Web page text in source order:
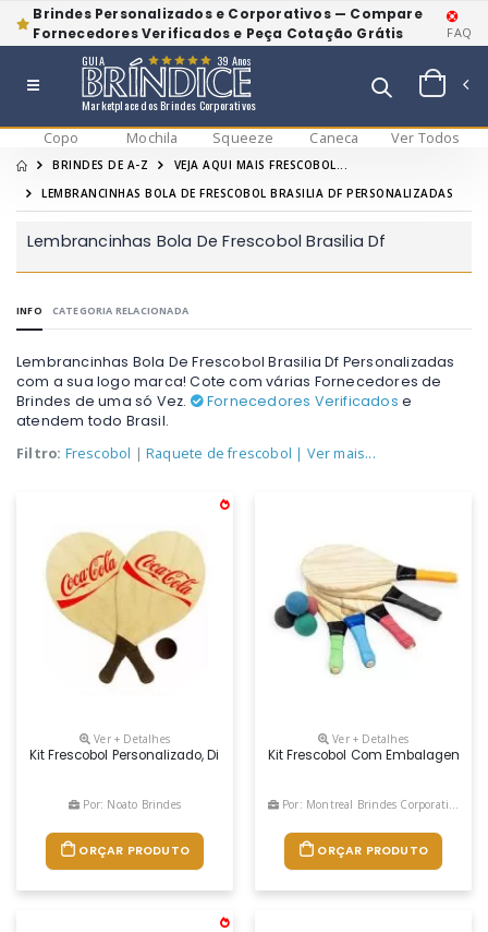
Brindes Personalizados e Corporativos — Compare
Fornecedores Verificados e Peça Cotação Grátis
FAQ
Marketplace dos Brindes Corporativos
GUIA 39 Anos
Copo Mochila Squeeze Caneca Ver Todos
BRINDES DE A-Z
VEJA AQUI MAIS FRESCOBOL...
LEMBRANCINHAS BOLA DE FRESCOBOL BRASILIA DF PERSONALIZADAS
Lembrancinhas Bola De Frescobol Brasilia Df
INFO CATEGORIA RELACIONADA
Lembrancinhas Bola De Frescobol Brasilia Df Personalizadas
com a sua logo marca! Cote com várias Fornecedores de
Brindes de uma só Vez.
Fornecedores Verificados e
atendem todo Brasil.
Filtro: Frescobol |Raquete de frescobol | Ver mais...
Ver + Detalhes
Kit Frescobol Personalizado, Dimensões 44 X 19 Cm., Cor Bege, Materia
Por: Noato Brindes
ORÇAR PRODUTO
Ver + Detalhes
Kit Frescobol Com Embalagem
Por: Montreal Brindes Corporativos
ORÇAR PRODUTO